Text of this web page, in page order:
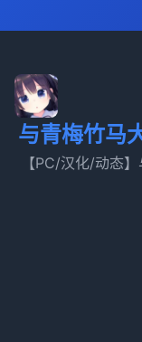
与青梅竹马
【PC/汉化/动态